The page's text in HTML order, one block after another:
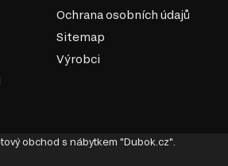
Ochrana osobních údajů
Sitemap
Výrobci
obchod s nábytkem "Dubok.cz".